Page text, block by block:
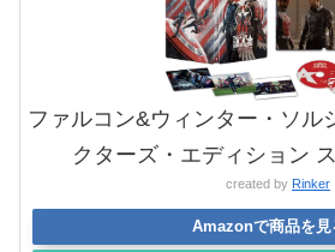
ファルコン&ウィンター・ソル
クターズ・エディション
created by Rinker
Amazonで商品を見